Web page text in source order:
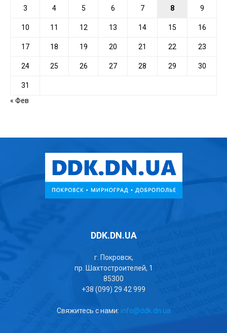
3 4 5 6 7 8 9
10 11 12 13 14 15 16
17 18 19 20 21 22 23
24 25 26 27 28 29 30
31
« Фев
DDK.DN.UA
г. Покровск,
пр. Шахтостроителей, 1
85300
+38 (099) 29 42 999
Свяжитесь с нами: info@ddk.dn.ua